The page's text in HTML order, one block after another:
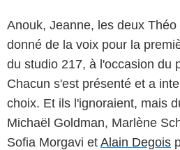
Anouk, Jeanne, les deux
donné de la voix pour la
du studio 217, à l'occasion du
Chacun s'est présenté et a
choix. Et ils l'ignoraient, mais
Michaël Goldman, Marlène
Sofia Morgavi et Alain Degois